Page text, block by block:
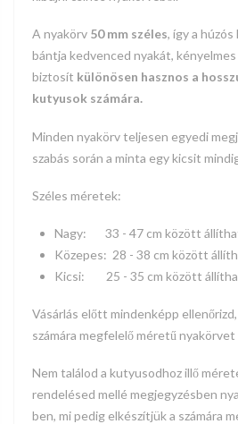
A nyakörv 50 mm széles, így a
bántja kedvenced nyakát,
biztosít különösen hasznos a
kutyusok számára.
Minden nyakörv teljesen egyedi
szabás során a minta egy kicsit
Széles méretek:
Nagy: 33 - 47 cm között
Közepes: 28 - 38 cm között
Kicsi:
25 - 35 cm között
Vásárlás előtt mindenképp
számára megfelelő méretű
Nem találod a kutyusodhoz illő
rendelésed mellé megjegyzésben
ben, mi pedig elkészítjük a számára